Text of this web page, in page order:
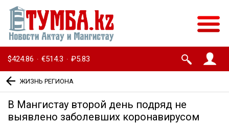
$424.86 · €514.3 · ₽5.83
ЖИЗНЬ РЕГИОНА
В Мангистау второй день подряд не
выявлено заболевших коронавирусом